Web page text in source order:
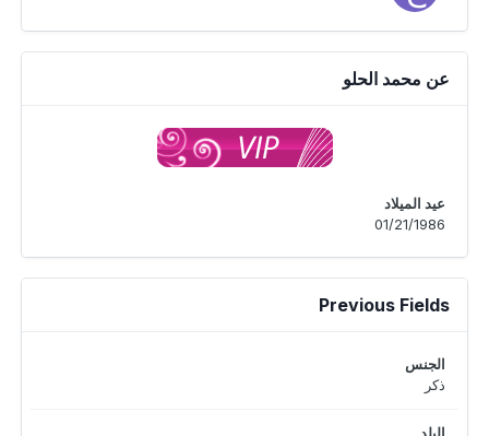
عن محمد الحلو
عيد الميلاد
01/21/1986
Previous Fields
الجنس
ذكر